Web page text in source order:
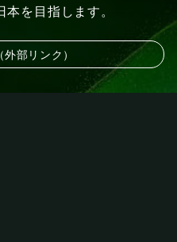
を目指します。
部リンク）